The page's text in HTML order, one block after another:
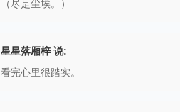
（尽是尘埃。）
星星落厢梓 说:
看完心里很踏实。